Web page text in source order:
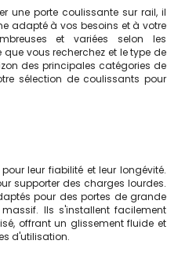
une porte coulissante sur rail, il
adapté à vos besoins et à votre
et variées selon les
vous recherchez et le type de
des principales catégories de
sélection de coulissants pour
leur fiabilité et leur longévité.
supporter des charges lourdes.
pour des portes de grande
Ils s'installent facilement
offrant un glissement fluide et
d'utilisation.